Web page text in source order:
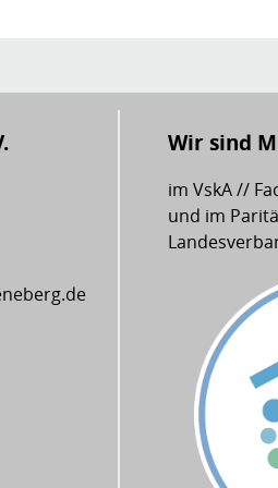
Wir sind
im VskA //
und im